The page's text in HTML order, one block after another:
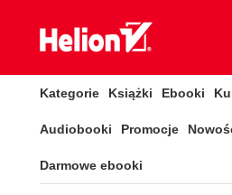
Kategorie Książki Ebooki
Audiobooki Promocje
Darmowe ebooki